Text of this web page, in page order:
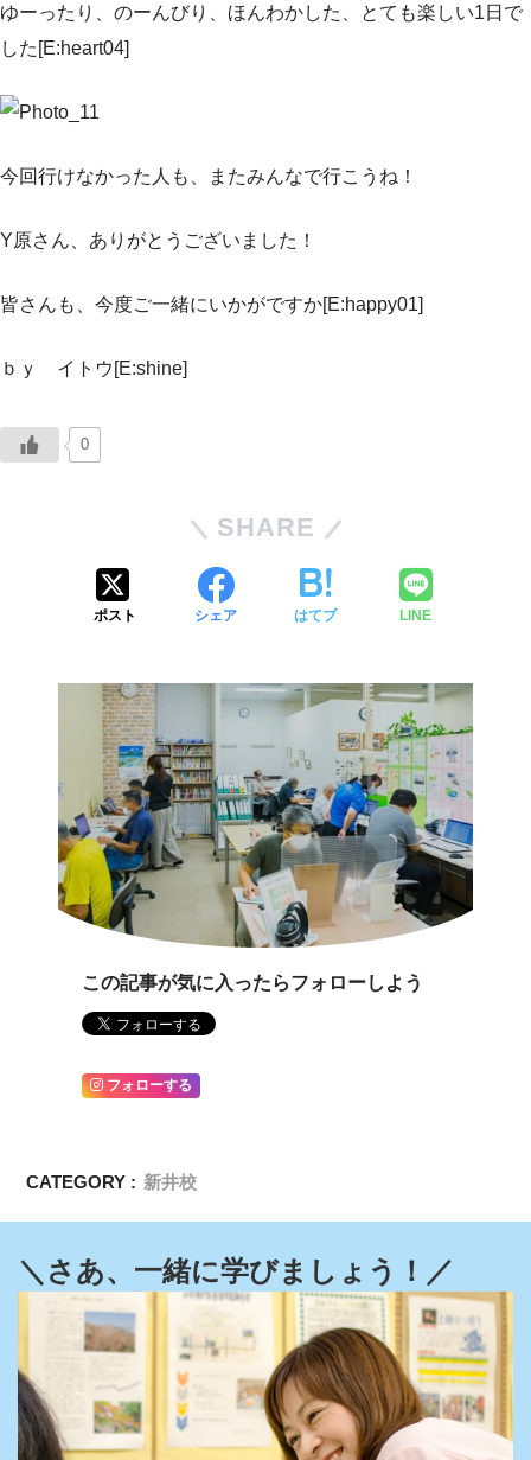
ゆーったり、のーんびり、ほんわかした、とても楽しい1日で
した[E:heart04]
今回行けなかった人も、またみんなで行こうね！
Y原さん、ありがとうございました！
皆さんも、今度ご一緒にいかがですか[E:happy01]
ｂｙ イトウ[E:shine]
0
SHARE
ポスト シェア はてブ LINE
この記事が気に入ったらフォローしよう
フォローする
CATEGORY : 新井校
＼さあ、一緒に学びましょう！／